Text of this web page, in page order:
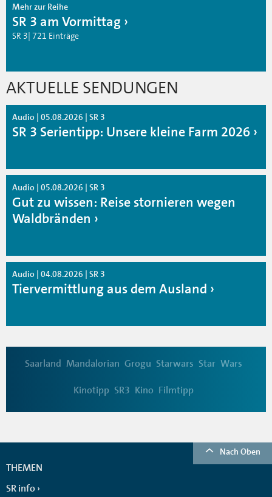
Mehr zur Reihe
SR 3 am Vormittag
SR 3| 721 Einträge
AKTUELLE SENDUNGEN
Audio | 05.08.2026 | SR 3
SR 3 Serientipp: Unsere kleine Farm 2026
Audio | 05.08.2026 | SR 3
Gut zu wissen: Reise stornieren wegen
Waldbränden
Audio | 04.08.2026 | SR 3
Tiervermittlung aus dem Ausland
Saarland Mandalorian Grogu Starwars Star Wars
Kinotipp SR3 Kino Filmtipp
Nach Oben
THEMEN
SR info